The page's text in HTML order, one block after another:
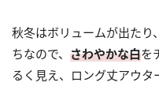
秋冬はボリュームが出たり
ちなので、 さわやかな白を
るく見え、ロング丈アウタ